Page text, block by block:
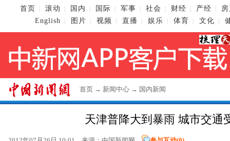
首页 滚动 国内 国际 军事 社会 财经 产经
English
图片 视频 直播 娱乐 体育 文化
首页 → 新闻中心 → 国内新闻
天津普降大到暴雨 城市交通